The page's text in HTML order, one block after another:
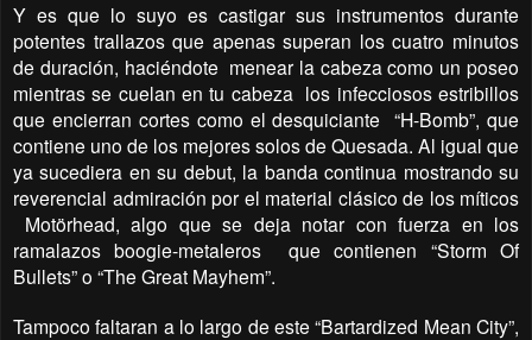
Y es que lo suyo es castigar sus instrumentos durante
potentes trallazos que apenas superan los cuatro minutos
de duración, haciéndote menear la cabeza como un poseo
mientras se cuelan en tu cabeza los infecciosos estribillos
que encierran cortes como el desquiciante “H-Bomb”, que
contiene uno de los mejores solos de Quesada. Al igual que
ya sucediera en su debut, la banda continua mostrando su
reverencial admiración por el material clásico de los míticos
Motörhead, algo que se deja notar con fuerza en los
ramalazos boogie-metaleros
que contienen “Storm Of
Bullets” o “The Great Mayhem”.
Tampoco faltaran a lo largo de este “Bartardized Mean City”,